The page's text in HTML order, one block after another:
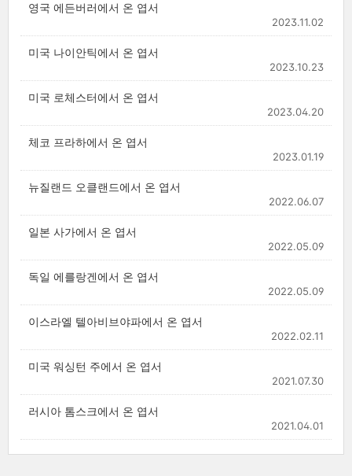
영국 에든버러에서 온 엽서
2023.11.02
미국 나이안틱에서 온 엽서
2023.10.23
미국 로체스터에서 온 엽서
2023.04.20
체코 프라하에서 온 엽서
2023.01.19
뉴질랜드 오클랜드에서 온 엽서
2022.06.07
일본 사가에서 온 엽서
2022.05.09
독일 에를랑겐에서 온 엽서
2022.05.09
이스라엘 텔아비브야파에서 온 엽서
2022.02.11
미국 워싱턴 주에서 온 엽서
2021.07.30
러시아 톰스크에서 온 엽서
2021.04.01